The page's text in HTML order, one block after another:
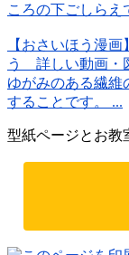
ころの下ごしらえ
【おさいほう漫
う 詳しい動画・
ゆがみのある繊維
することです。 ...
型紙ページとお教